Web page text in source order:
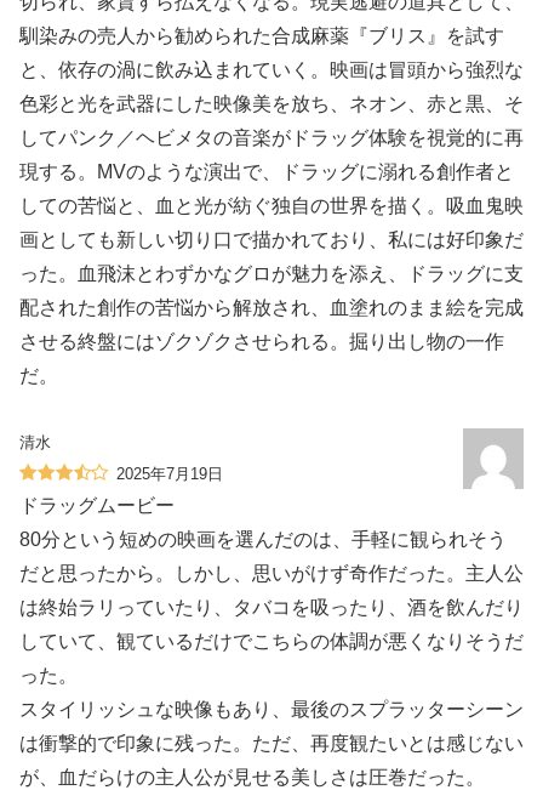
馴染みの売人から勧められた合成麻薬『ブリス』を試す
と、依存の渦に飲み込まれていく。映画は冒頭から強烈な
色彩と光を武器にした映像美を放ち、ネオン、赤と黒、そ
してパンク／ヘビメタの音楽がドラッグ体験を視覚的に再
現する。MVのような演出で、ドラッグに溺れる創作者と
しての苦悩と、血と光が紡ぐ独自の世界を描く。吸血鬼映
画としても新しい切り口で描かれており、私には好印象だ
った。血飛沫とわずかなグロが魅力を添え、ドラッグに支
配された創作の苦悩から解放され、血塗れのまま絵を完成
させる終盤にはゾクゾクさせられる。掘り出し物の一作
だ。
清水
2025年7月19日
ドラッグムービー
80分という短めの映画を選んだのは、手軽に観られそう
だと思ったから。しかし、思いがけず奇作だった。主人公
は終始ラリっていたり、タバコを吸ったり、酒を飲んだり
していて、観ているだけでこちらの体調が悪くなりそうだ
った。
スタイリッシュな映像もあり、最後のスプラッターシーン
は衝撃的で印象に残った。ただ、再度観たいとは感じない
が、血だらけの主人公が見せる美しさは圧巻だった。